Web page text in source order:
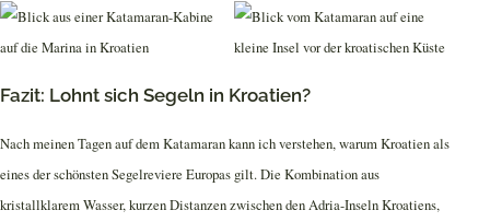
Fazit: Lohnt sich Segeln in Kroatien?
Nach meinen Tagen auf dem Katamaran kann ich verstehen, warum Kroatien als
eines der schönsten Segelreviere Europas gilt. Die Kombination aus
kristallklarem Wasser, kurzen Distanzen zwischen den Adria-Inseln Kroatiens,